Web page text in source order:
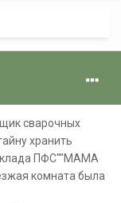
сварочных
хранить
ПФС""МАМА
комната была